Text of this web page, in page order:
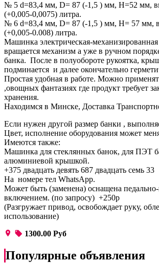
№ 5 d=83,4 мм, D= 87 (-1,5 ) мм, H=52 мм,
(+0,005-0,0075) литра.
№ 6 d=83,4 мм, D= 87 (-1,5 ) мм, H= 57 мм,
(+0,005-0.008) литра.
Машинка электрическая-механизированная
вращается механизм а уже в ручном
банка. После в полуобороте рукоятка,
подминается и далее окончательно
Простая удобная в работе. Можно
,овощных фантазиях где продукт требует
хранения.
Находимся в Минске, Доставка
Если нужен другой размер банки ,
Цвет, исполнение оборудования может
Имеются также:
Машинка для стеклянных банок, для ПЭТ
алюминиевой крышкой.
+375 двадцать девять 687 двадцать семь 33
На номере тел WhatsApp.
Может быть (заменена) оснащена
включением. (по запросу) +250р
(Разгружает привод, освобождает руку,
использование)
1300.00 Руб
Популярные объявления